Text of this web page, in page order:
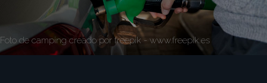
Foto de camping creado por freepik - www.freepik.es